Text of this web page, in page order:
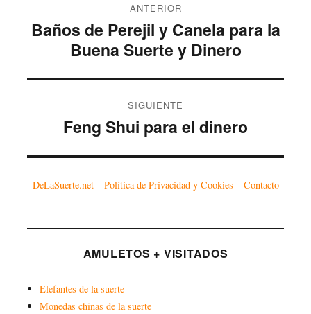
de
entradas
ANTERIOR
Entrada
Baños de Perejil y Canela para la
Buena Suerte y Dinero
SIGUIENTE
Feng Shui para el dinero
DeLaSuerte.net–Política de Privacidad y Cookies –Contacto
AMULETOS + VISITADOS
Elefantes de la suerte
Monedas chinas de la suerte